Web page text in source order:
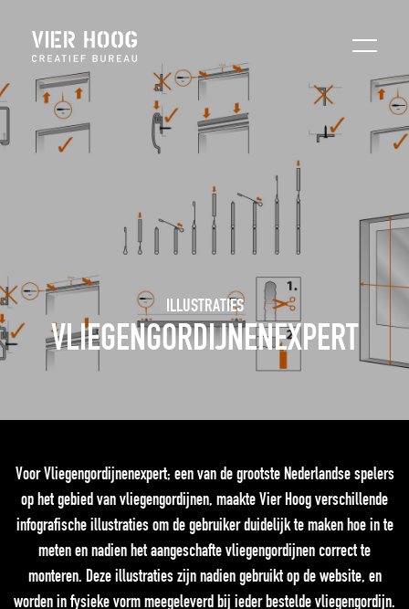
ILLUSTRATIES
VLIEGENGORDIJNENEXPERT
Voor Vliegengordijnenexpert; een van de grootste Nederlandse spelers
op het gebied van vliegengordijnen, maakte Vier Hoog verschillende
infografische illustraties om de gebruiker duidelijk te maken hoe in te
meten en nadien het aangeschafte vliegengordijnen correct te
monteren. Deze illustraties zijn nadien gebruikt op de website, en
worden in fysieke vorm meegeleverd bij ieder bestelde vliegengordijn.